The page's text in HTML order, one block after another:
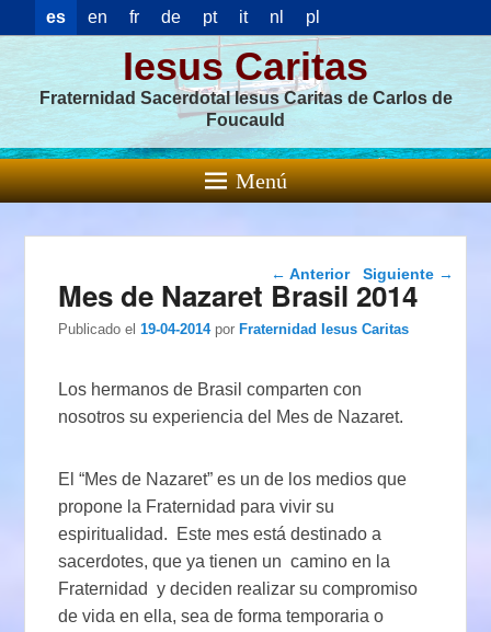
es en fr de pt it nl pl
Iesus Caritas
Fraternidad Sacerdotal Iesus Caritas de Carlos de
Foucauld
Menú
Navegación de
entradas
← Anterior Siguiente →
Mes de Nazaret Brasil 2014
Publicado el 19-04-2014 porFraternidad Iesus Caritas
Los hermanos de Brasil comparten con
nosotros su experiencia del Mes de Nazaret.
El “Mes de Nazaret” es un de los medios que
propone la Fraternidad para vivir su
espiritualidad. Este mes está destinado a
sacerdotes, que ya tienen un camino en la
Fraternidad y deciden realizar su compromiso
de vida en ella, sea de forma temporaria o